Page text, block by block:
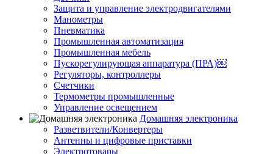
Защита и управление электродвигателями
Манометры
Пневматика
Промышленная автоматизация
Промышленная мебель
Пускорегулирующая аппаратура (ПРА)￼
Регуляторы, контроллеры
Счетчики
Термометры промышленные
Управление освещением
Домашняя электроника
Разветвители/Конвертеры
Антенны и цифровые приставки
Электротовары